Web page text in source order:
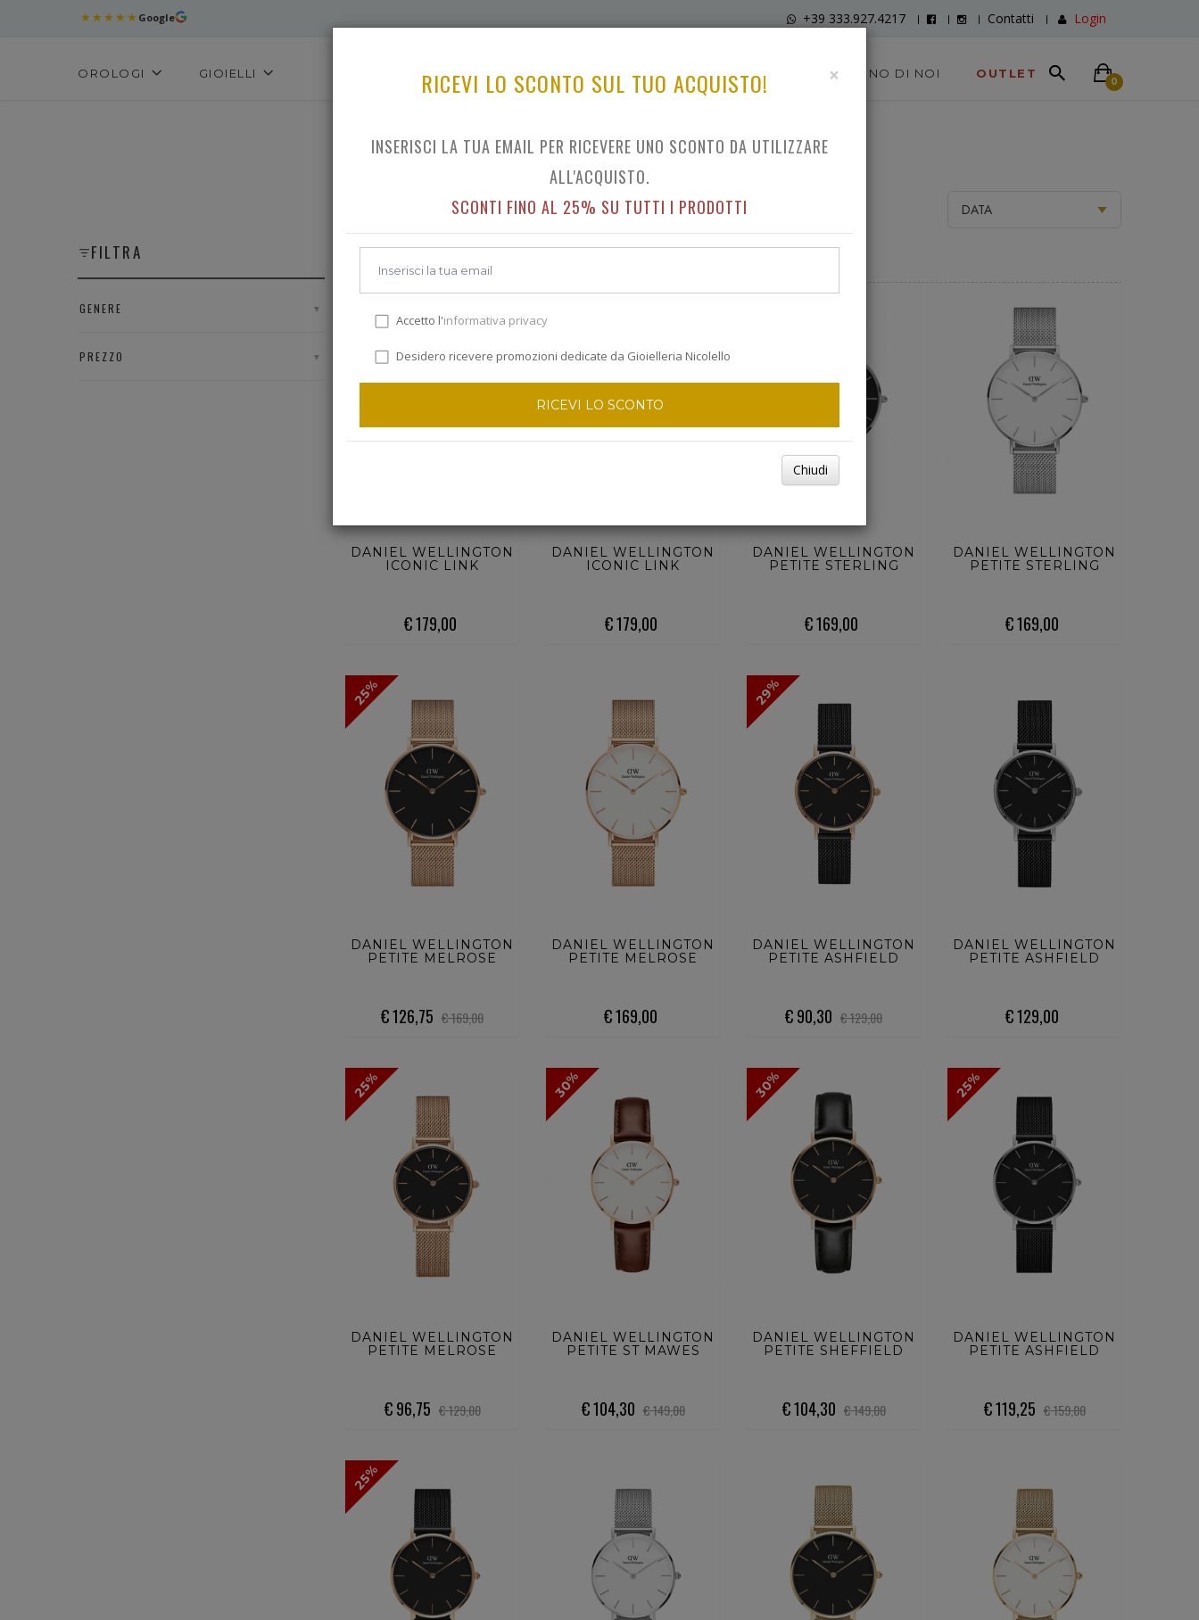
★★★★★ Google +39 333.927.4217 Contatti Login
OROLOGI GIOIELLI DICONO DI NOI OUTLET
0
BRANDS DANIEL WELLINGTON
FILTRA
GENERE ▼
PREZZO ▼
TUTTO IL CATALOGO BRANDS DANIEL WELLINGTON
DANIEL WELLINGTON
ICONIC LINK
€ 179,00
DANIEL WELLINGTON
ICONIC LINK
€ 179,00
DANIEL WELLINGTON
PETITE STERLING
€ 169,00
DANIEL WELLINGTON
PETITE STERLING
€ 169,00
25%
DANIEL WELLINGTON
PETITE MELROSE
€ 126,75 € 169,00
DANIEL WELLINGTON
PETITE MELROSE
€ 169,00
29%
DANIEL WELLINGTON
PETITE ASHFIELD
€ 90,30 € 129,00
DANIEL WELLINGTON
PETITE ASHFIELD
€ 129,00
25%
DANIEL WELLINGTON
PETITE MELROSE
€ 96,75 € 129,00
30%
DANIEL WELLINGTON
PETITE ST MAWES
€ 104,30 € 149,00
30%
DANIEL WELLINGTON
PETITE SHEFFIELD
€ 104,30 € 149,00
25%
DANIEL WELLINGTON
PETITE ASHFIELD
€ 119,25 € 159,00
25%
×
RICEVI LO SCONTO SUL TUO ACQUISTO!
INSERISCI LA TUA EMAIL PER RICEVERE UNO SCONTO DA UTILIZZARE
ALL'ACQUISTO.
SCONTI FINO AL 25% SU TUTTI I PRODOTTI
Accetto l'informativa privacy
Desidero ricevere promozioni dedicate da Gioielleria Nicolello
RICEVI LO SCONTO
Chiudi